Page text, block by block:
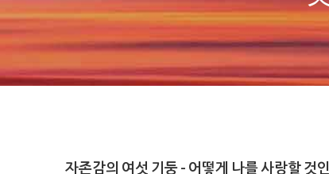
자존감의 여섯 기둥 - 어떻게 나를 사랑할 것